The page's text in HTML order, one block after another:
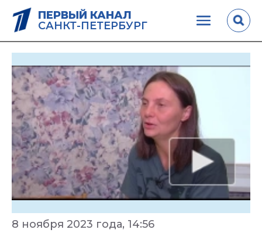
ПЕРВЫЙ КАНАЛ
САНКТ-ПЕТЕРБУРГ
8 ноября 2023 года, 14:56